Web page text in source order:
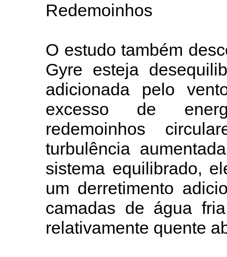
Redemoinhos
O estudo também
Gyre esteja
adicionada pelo
excesso de
redemoinhos
turbulência
sistema equilibrado,
um derretimento
camadas de água
relativamente quente